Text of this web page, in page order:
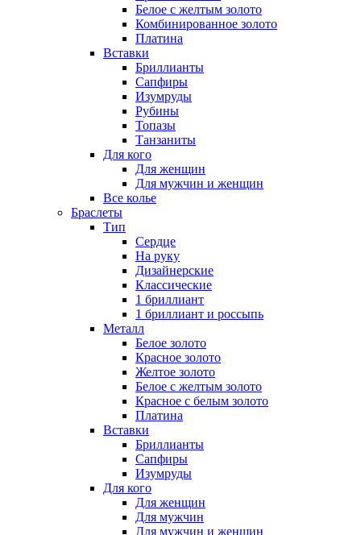
Белое с желтым золото
Комбинированное золото
Платина
Вставки
Бриллианты
Сапфиры
Изумруды
Рубины
Топазы
Танзаниты
Для кого
Для женщин
Для мужчин и женщин
Все колье
Браслеты
Тип
Сердце
На руку
Дизайнерские
Классические
1 бриллиант
1 бриллиант и россыпь
Металл
Белое золото
Красное золото
Желтое золото
Белое с желтым золото
Красное с белым золото
Платина
Вставки
Бриллианты
Сапфиры
Изумруды
Для кого
Для женщин
Для мужчин
Для мужчин и женщин